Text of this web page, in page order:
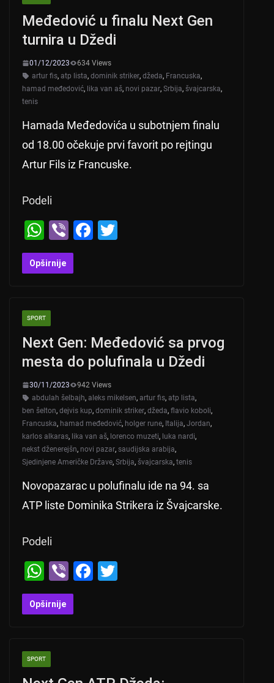
Međedović u finalu Next Gen
turnira u Džedi
01/12/2023
634 Views
artur fis, atp lista, dominik striker, džeda, Francuska,
hamad međedović, lika van aš, novi pazar, Srbija, švajcarska,
tenis
Hamada Međedovića u subotnjem finalu
od 18.00 očekuje prvi favorit po rejtingu
Artur Fils iz Francuske.
Podeli
W
h
at
A
p
p
Vi
b
er
F
o
k
Opširnije
SPORT
Next Gen: Međedović sa prvog
mesta do polufinala u Džedi
30/11/2023
942 Views
abdulah šelbajh, aleks mikelsen, artur fis, atp lista,
ben šelton, dejvis kup, dominik striker, džeda, flavio koboli,
Francuska, hamad međedović, holger rune, Italija, Jordan,
karlos alkaras, lika van aš, lorenco muzeti, luka nardi,
nekst dženerejšn, novi pazar, saudijska arabija,
Sjedinjene Američke Države, Srbija, švajcarska, tenis
Novopazarac u polufinalu ide na 94. sa
ATP liste Dominika Strikera iz Švajcarske.
Podeli
W
h
at
A
p
Vi
b
er
F
Opširnije
SPORT